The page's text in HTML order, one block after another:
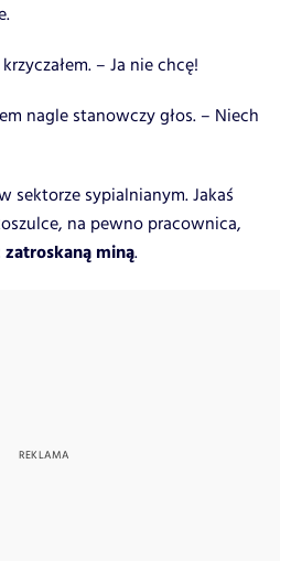
– Ja nie chcę!
nagle stanowczy głos. – Niech
sektorze sypialnianym. Jakaś
na pewno pracownica,
zatroskaną miną.